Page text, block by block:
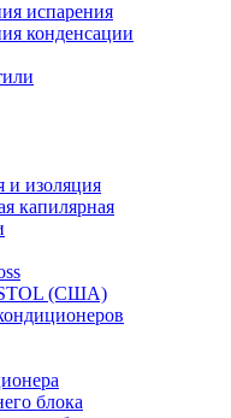
испарения
конденсации
и изоляция
капилярная
(США)
блока